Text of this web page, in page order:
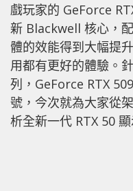
戲玩家的 GeForce
新 Blackwell 核心，
體的效能得到大幅提
用都有更好的體驗。
列，GeForce RTX
號，今次就為大家從
析全新一代 RTX 50 顯